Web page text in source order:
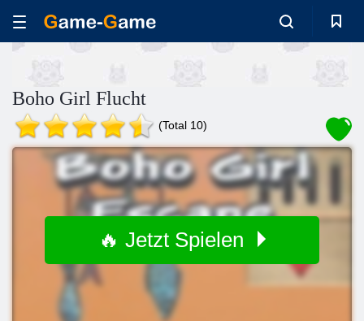
Boho Girl Flucht
(Total 10)
🔥 Jetzt Spielen